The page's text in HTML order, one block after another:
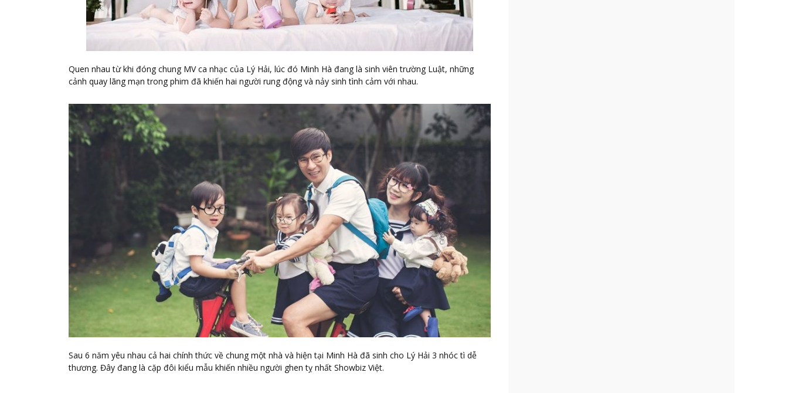
Quen nhau từ khi đóng chung MV ca nhạc của Lý Hải, lúc đó Minh Hà đang là sinh viên trường Luật, những
cảnh quay lãng mạn trong phim đã khiến hai người rung động và nảy sinh tình cảm với nhau.
Sau 6 năm yêu nhau cả hai chính thức về chung một nhà và hiện tại Minh Hà đã sinh cho Lý Hải 3 nhóc tì dễ
thương. Đây đang là cặp đôi kiểu mẫu khiến nhiều người ghen tỵ nhất Showbiz Việt.